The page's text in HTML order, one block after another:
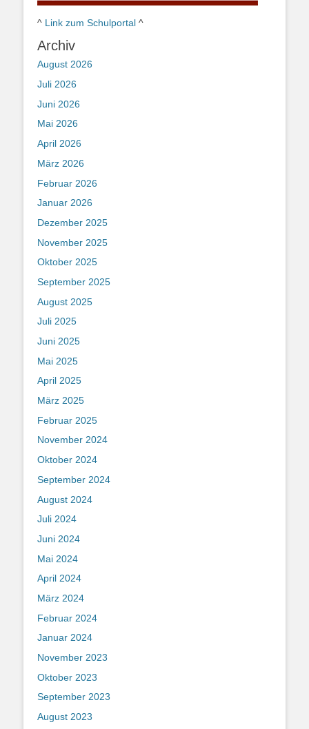
^ Link zum Schulportal ^
Archiv
August 2026
Juli 2026
Juni 2026
Mai 2026
April 2026
März 2026
Februar 2026
Januar 2026
Dezember 2025
November 2025
Oktober 2025
September 2025
August 2025
Juli 2025
Juni 2025
Mai 2025
April 2025
März 2025
Februar 2025
November 2024
Oktober 2024
September 2024
August 2024
Juli 2024
Juni 2024
Mai 2024
April 2024
März 2024
Februar 2024
Januar 2024
November 2023
Oktober 2023
September 2023
August 2023